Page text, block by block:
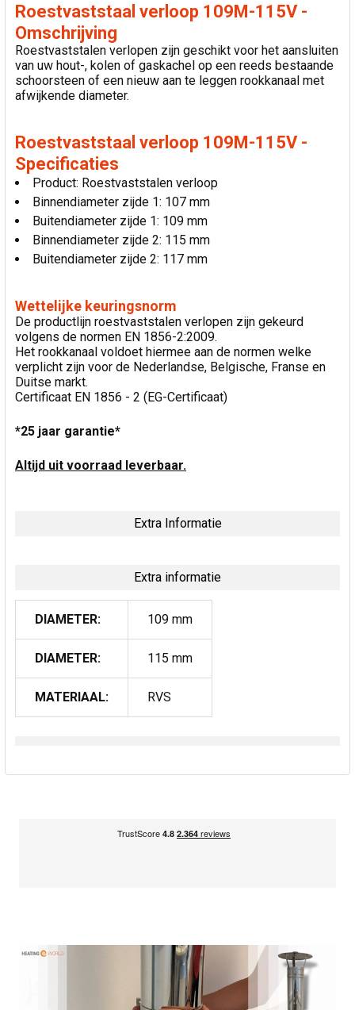
VOEG
GESELECTEERDE
TOE AAN
WINKELWAGEN
Roestvaststaal verloop 109M-115V -
Omschrijving
Roestvaststalen verlopen zijn geschikt voor het aansluiten
van uw hout-, kolen of gaskachel op een reeds bestaande
schoorsteen of een nieuw aan te leggen rookkanaal met
afwijkende diameter.
Roestvaststaal verloop 109M-115V -
Specificaties
Product: Roestvaststalen verloop
Binnendiameter zijde 1: 107 mm
Buitendiameter zijde 1: 109 mm
Binnendiameter zijde 2: 115 mm
Buitendiameter zijde 2: 117 mm
Wettelijke keuringsnorm
De productlijn roestvaststalen verlopen zijn gekeurd
volgens de normen EN 1856-2:2009.
Het rookkanaal voldoet hiermee aan de normen welke
verplicht zijn voor de Nederlandse, Belgische, Franse en
Duitse markt.
Certificaat EN 1856 - 2 (EG-Certificaat)
*25 jaar garantie*
Altijd uit voorraad leverbaar.
Extra Informatie
Extra informatie
DIAMETER: 109 mm
DIAMETER: 115 mm
MATERIAAL: RVS